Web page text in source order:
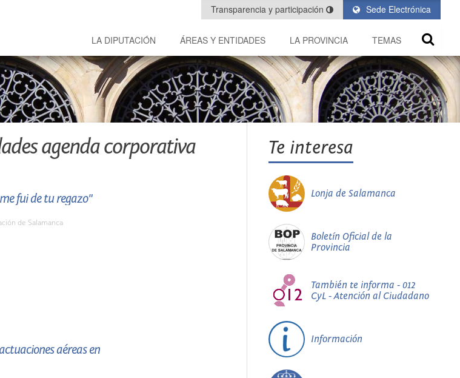
Sede Electrónica
Transparencia y participación
LA DIPUTACIÓN ÁREAS Y ENTIDADES LA PROVINCIA TEMAS
agenda corporativa
fui de tu regazo"
de Salamanca
aéreas en
Te interesa
Lonja de Salamanca
Boletín Oficial de la
Provincia
También te informa - 012
CyL - Atención al Ciudadano
Información